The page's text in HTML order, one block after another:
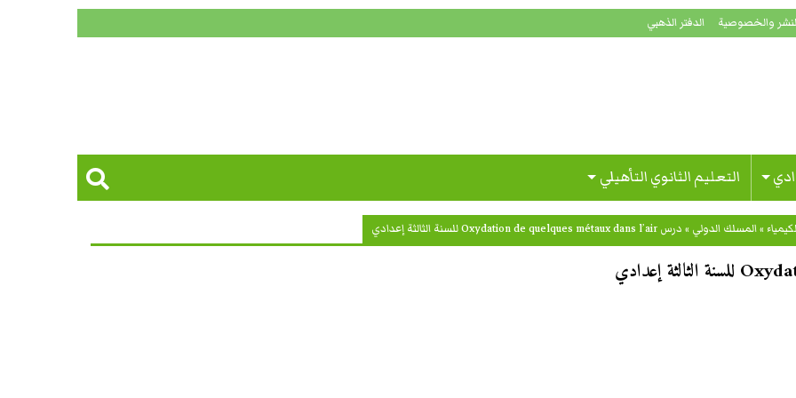
والخصوصية الدفتر الذهبي
التعليم الثانوي التأهيلي
»المسلك الدولي » درس Oxydation de quelques métaux dans l’air للسنة الثالثة إعدادي